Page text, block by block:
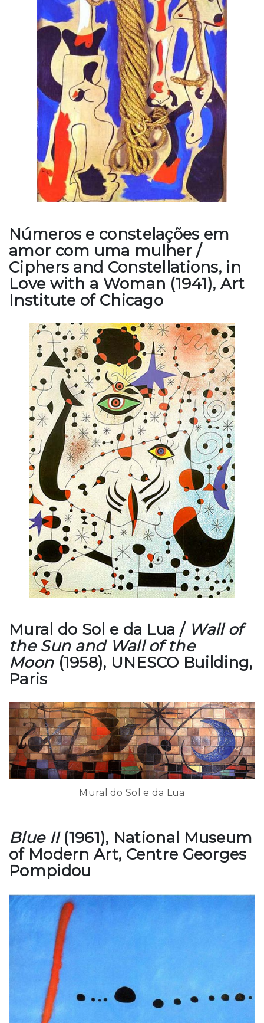
Números e constelações em
amor com uma mulher /
Ciphers and Constellations, in
Love with a Woman (1941), Art
Institute of Chicago
Mural do Sol e da Lua / Wall of
the Sun and Wall of the
Moon(1958), UNESCO Building,
Paris
Mural do Sol e da Lua
Blue II(1961), National Museum
of Modern Art, Centre Georges
Pompidou